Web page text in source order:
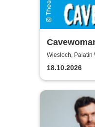
Wiesloch, Palatin
18.10.2026